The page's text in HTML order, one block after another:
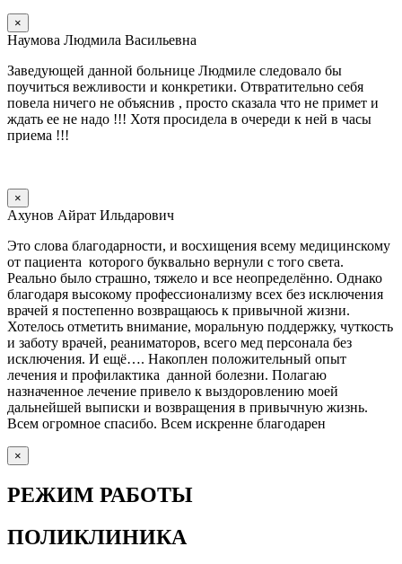
×
Наумова Людмила Васильевна
Заведующей данной больнице Людмиле следовало бы
поучиться вежливости и конкретики. Отвратительно себя
повела ничего не объяснив , просто сказала что не примет и
ждать ее не надо !!! Хотя просидела в очереди к ней в часы
приема !!!
×
Ахунов Айрат Ильдарович
Это слова благодарности, и восхищения всему медицинскому
от пациента которого буквально вернули с того света.
Реально было страшно, тяжело и все неопределённо. Однако
благодаря высокому профессионализму всех без исключения
врачей я постепенно возвращаюсь к привычной жизни.
Хотелось отметить внимание, моральную поддержку, чуткость
и заботу врачей, реаниматоров, всего мед персонала без
исключения. И ещё…. Накоплен положительный опыт
лечения и профилактика данной болезни. Полагаю
назначенное лечение привело к выздоровлению моей
дальнейшей выписки и возвращения в привычную жизнь.
Всем огромное спасибо. Всем искренне благодарен
×
РЕЖИМ РАБОТЫ
ПОЛИКЛИНИКА